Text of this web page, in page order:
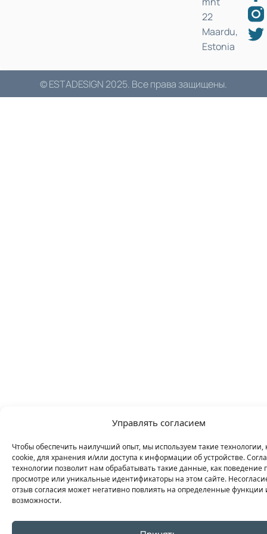
Управлять согласием
Чтобы обеспечить наилучший опыт, мы используем такие технологии,
cookie, для хранения и/или доступа к информации об устройстве.
технологии позволит нам обрабатывать такие данные, как поведение
просмотре или уникальные идентификаторы на этом сайте.
отзыв согласия может негативно повлиять на определенные функции
возможности.
22
Maardu,
Estonia
© ESTADESIGN 2025. Все права защищены.